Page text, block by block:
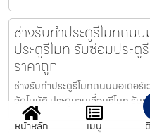
ช่างรับทำประตูรีโมทถน
ประตูรีโมท รับซ่อมประตู
ราคาถูก
ช่างรับทำประตูรีโมทถนนมอเตอร์
อัตโนมัติ ประตูบานเลื่อนรีโมท รับ
หน้าหลัก เมนู